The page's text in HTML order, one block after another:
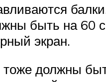
быть на 60
экран.
должны